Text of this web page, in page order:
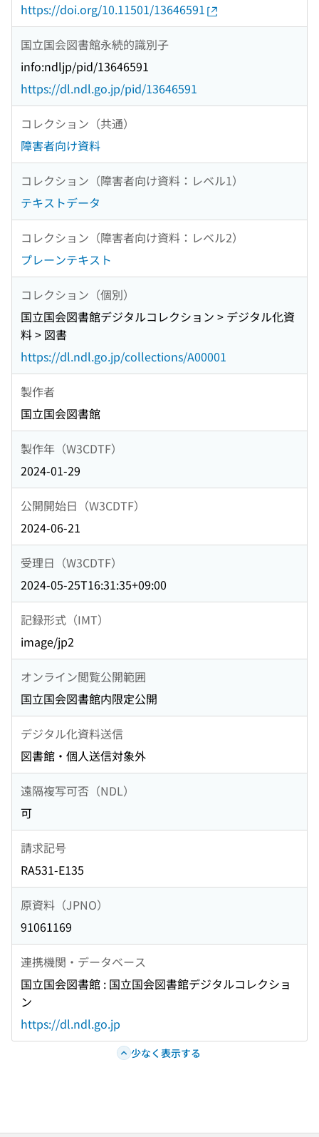
https://doi.org/10.11501/13646591
国立国会図書館永続的識別子
info:ndljp/pid/13646591
https://dl.ndl.go.jp/pid/13646591
コレクション（共通）
障害者向け資料
コレクション（障害者向け資料：レベル1）
テキストデータ
コレクション（障害者向け資料：レベル2）
プレーンテキスト
コレクション（個別）
国立国会図書館デジタルコレクション > デジタル化資
料 > 図書
https://dl.ndl.go.jp/collections/A00001
製作者
国立国会図書館
製作年（W3CDTF）
2024-01-29
公開開始日（W3CDTF）
2024-06-21
受理日（W3CDTF）
2024-05-25T16:31:35+09:00
記録形式（IMT）
image/jp2
オンライン閲覧公開範囲
国立国会図書館内限定公開
デジタル化資料送信
図書館・個人送信対象外
遠隔複写可否（NDL）
可
請求記号
RA531-E135
原資料（JPNO）
91061169
連携機関・データベース
国立国会図書館 : 国立国会図書館デジタルコレクショ
ン
https://dl.ndl.go.jp
少なく表示する